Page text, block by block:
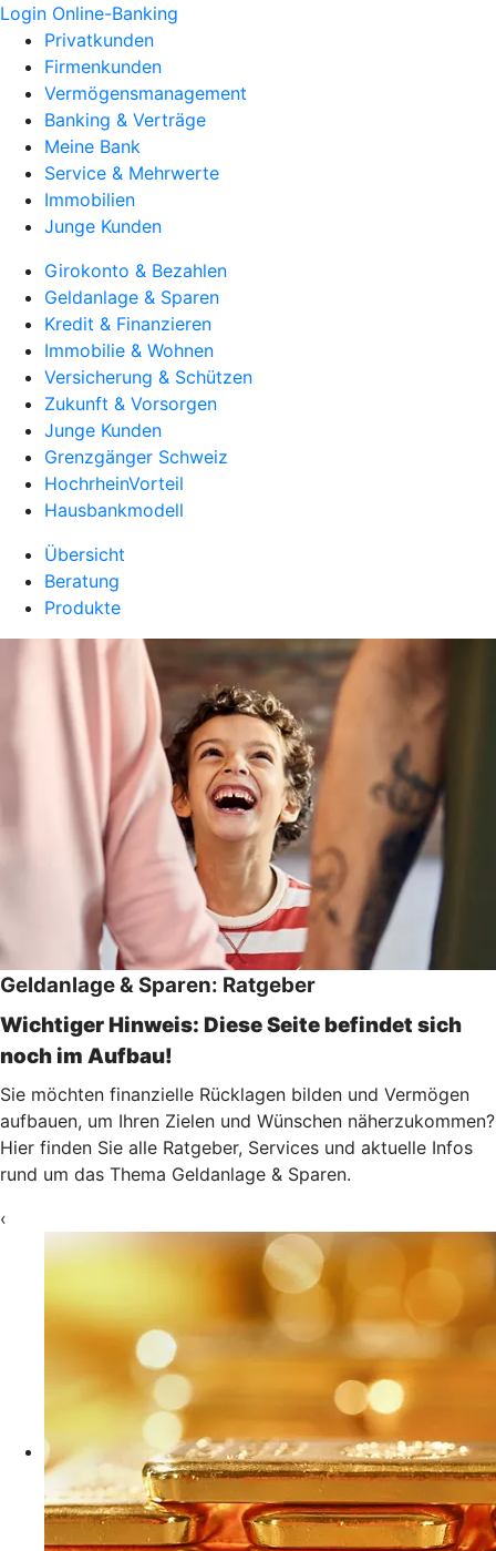
Login Online-Banking
Privatkunden
Firmenkunden
Vermögensmanagement
Banking & Verträge
Meine Bank
Service & Mehrwerte
Immobilien
Junge Kunden
Girokonto & Bezahlen
Geldanlage & Sparen
Kredit & Finanzieren
Immobilie & Wohnen
Versicherung & Schützen
Zukunft & Vorsorgen
Junge Kunden
Grenzgänger Schweiz
HochrheinVorteil
Hausbankmodell
Übersicht
Beratung
Produkte
Geldanlage & Sparen: Ratgeber
Wichtiger Hinweis: Diese Seite befindet sich
noch im Aufbau!
Sie möchten finanzielle Rücklagen bilden und Vermögen
aufbauen, um Ihren Zielen und Wünschen näherzukommen?
Hier finden Sie alle Ratgeber, Services und aktuelle Infos
rund um das Thema Geldanlage & Sparen.
‹